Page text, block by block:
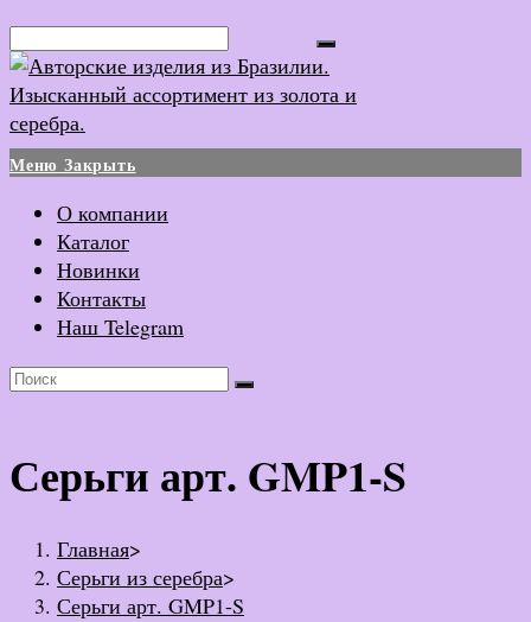
Перейти
к
содержимому
Меню Закрыть
О компании
Каталог
Новинки
Контакты
Наш Telegram
Серьги арт. GMP1-S
Главная>
Серьги из серебра>
Серьги арт. GMP1-S